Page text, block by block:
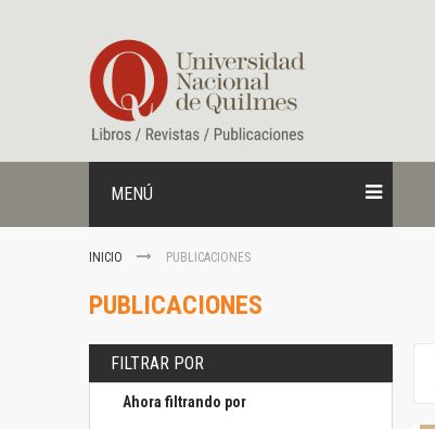
contenido
MENÚ
INICIO PUBLICACIONES
PUBLICACIONES
FILTRAR POR
Ahora filtrando por